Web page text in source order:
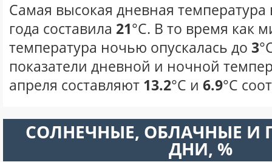
Самая высокая дневная температура
года составила 21°С. В то время как
температура ночью опускалась до 3
показатели дневной и ночной
апреля составляют 13.2°С и 6.9°С
CОЛНЕЧНЫЕ, ОБЛАЧНЫЕ И
ДНИ, %